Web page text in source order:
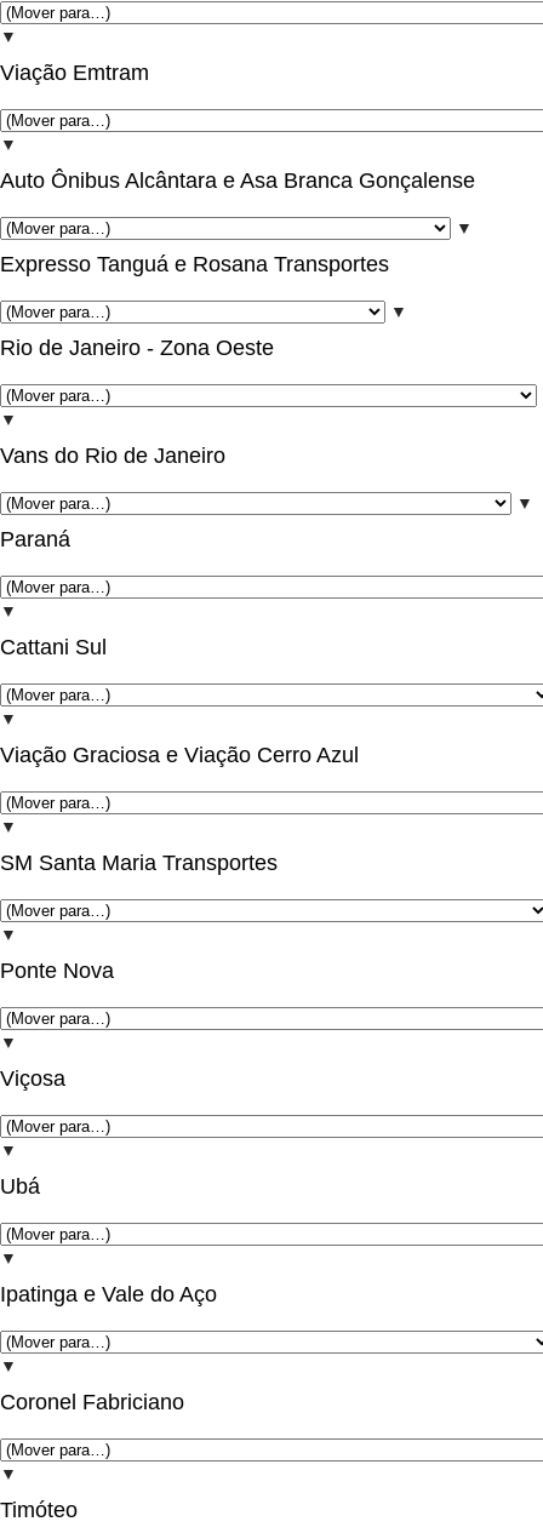
▼
Viação Emtram
▼
Auto Ônibus Alcântara e Asa Branca Gonçalense
▼
Expresso Tanguá e Rosana Transportes
▼
Rio de Janeiro - Zona Oeste
▼
Vans do Rio de Janeiro
▼
Paraná
▼
Cattani Sul
▼
Viação Graciosa e Viação Cerro Azul
▼
SM Santa Maria Transportes
▼
Ponte Nova
▼
Viçosa
▼
Ubá
▼
Ipatinga e Vale do Aço
▼
Coronel Fabriciano
▼
Timóteo